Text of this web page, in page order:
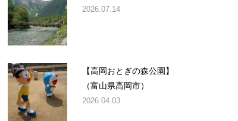
2026.07.14
【高岡おとぎの森公園】
（富山県高岡市）
2026.04.03